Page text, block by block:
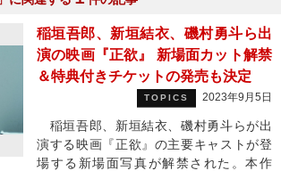
稲垣吾郎、新垣結衣、磯村勇斗ら出
演の映画『正欲』 新場面カット解禁
＆特典付きチケットの発売も決定
TOPICS 2023年9月5日
稲垣吾郎、新垣結衣、磯村勇斗らが出
演する映画『正欲』の主要キャストが登
場する新場面写真が解禁された。本作